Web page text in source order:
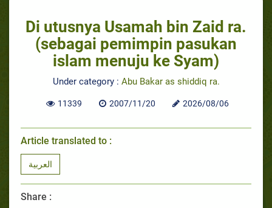
Di utusnya Usamah bin Zaid ra.
(sebagai pemimpin pasukan
islam menuju ke Syam)
Under category : Abu Bakar as shiddiq ra.
11339 2007/11/20 2026/08/06
Article translated to :
العربية
Share :